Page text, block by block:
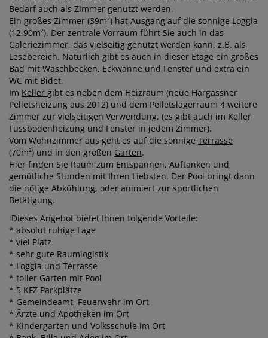
Bedarf auch als Zimmer genutzt werden.
Ein großes Zimmer (39m²) hat Ausgang auf die sonnige Loggia
(12,90m²). Der zentrale Vorraum führt Sie auch in das
Galeriezimmer, das vielseitig genutzt werden kann, z.B. als
Lesebereich. Natürlich gibt es auch in dieser Etage ein großes
Bad mit Waschbecken, Eckwanne und Fenster und extra ein
WC mit Bidet.
Im Keller gibt es neben dem Heizraum (neue Hargassner
Pelletsheizung aus 2012) und dem Pelletslagerraum 4 weitere
Zimmer zur vielseitigen Verwendung. (es gibt auch im Keller
Fussbodenheizung und Fenster in jedem Zimmer).
Vom Wohnzimmer aus geht es auf die sonnige Terrasse
(70m²) und in den großen Garten.
Hier finden Sie Raum zum Entspannen, Auftanken und
gemütliche Stunden mit Ihren Liebsten. Der Pool bringt dann
die nötige Abkühlung, oder animiert zur sportlichen
Betätigung.
Dieses Angebot bietet Ihnen folgende Vorteile:
* absolut ruhige Lage
* viel Platz
* sehr gute Raumlogistik
* Loggia und Terrasse
* toller Garten mit Pool
* 5 KFZ Parkplätze
* Gemeindeamt, Feuerwehr im Ort
* Ärzte und Apotheken im Ort
* Kindergarten und Volksschule im Ort